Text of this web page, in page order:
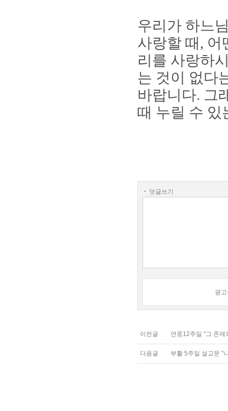
우리가 하느
사랑할 때, 어
리를 사랑하
는 것이 없다
바랍니다. 그
때 누릴 수 있
덧글쓰기
광
이전글 연중12주일 "그 존재
다음글 부활 5주일 설교문 "